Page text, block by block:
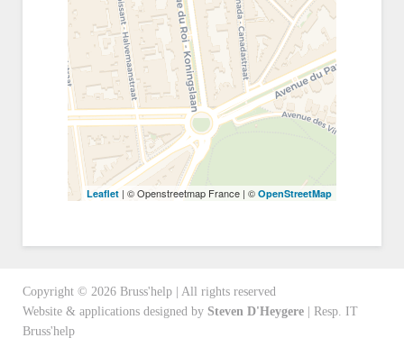
Leaflet | © Openstreetmap France | © OpenStreetMap
Copyright © 2026 Bruss'help | All rights reserved
Website & applications designed by Steven D'Heygere | Resp. IT
Bruss'help